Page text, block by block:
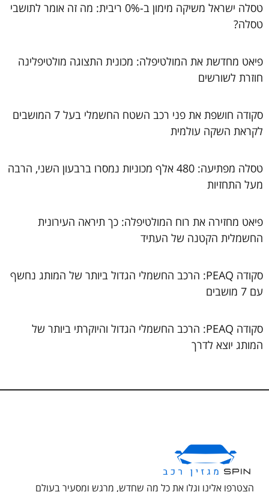
טסלה ישראל משיקה מימון ב-0% ריבית: מה זה אומר לתושבי
טסלה?
פיאט מחדשת את המולטיפלה: מכונית התצוגה מולטיפלינה
חוזרת לשורשים
סקודה חושפת את פני רכב השטח החשמלי בעל 7 המושבים
לקראת השקה עולמית
טסלה מפתיעה: 480 אלף מכוניות נמסרו ברבעון השני, הרבה
מעל התחזיות
פיאט מחזירה את רוח המולטיפלה: כך תיראה העירונית
החשמלית הקטנה של העתיד
סקודה PEAQ: הרכב החשמלי הגדול ביותר של המותג נחשף
עם 7 מושבים
סקודה PEAQ: הרכב החשמלי הגדול והיוקרתי ביותר של
המותג יוצא לדרך
הצטרפו אלינו וגלו את כל מה שחדש, מרגש ומסעיר בעולם